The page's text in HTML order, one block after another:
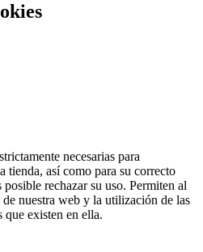
necesarias para
tienda, así como para su correcto
rechazar su uso. Permiten al
nuestra web y la utilización de las
que existen en ella.